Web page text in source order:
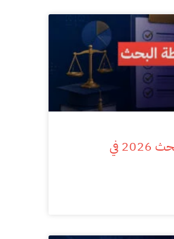
معايير تقييم خطة البحث 2026 في